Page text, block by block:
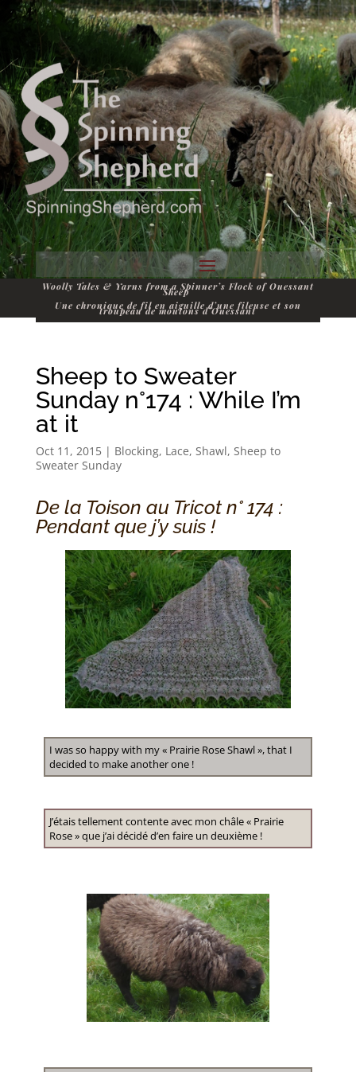
Woolly Tales & Yarns from a Spinner’s Flock of Ouessant
Sheep
Une chronique de fil en aiguille d’une fileuse et son
troupeau de moutons d’Ouessant
Sheep to Sweater
Sunday n°174 : While I’m
at it
Oct 11, 2015| Blocking, Lace, Shawl, Sheep to
Sweater Sunday
De la Toison au Tricot n° 174 :
Pendant que j’y suis !
I was so happy with my « Prairie Rose Shawl », that I
decided to make another one !
J’étais tellement contente avec mon châle « Prairie
Rose » que j’ai décidé d’en faire un deuxième !